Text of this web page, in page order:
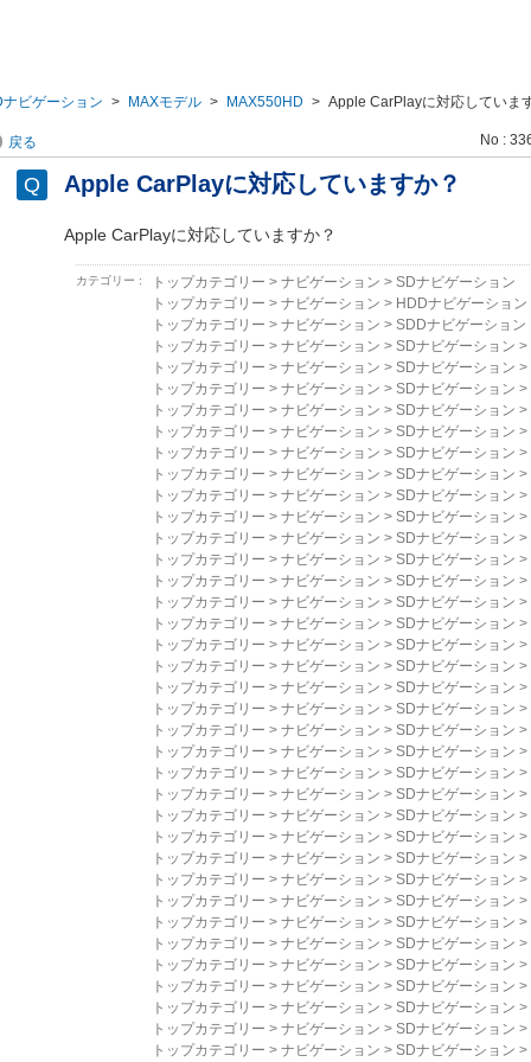
ビゲーション > MAXモデル > MAX550HD > Apple CarPlayに対応していま
戻る No :
Apple CarPlayに対応していますか？
Apple CarPlayに対応していますか？
カテゴリー : トップカテゴリー > ナビゲーション > SDナビゲーション
トップカテゴリー > ナビゲーション > HDDナビゲーション
トップカテゴリー > ナビゲーション > SDDナビゲーション
トップカテゴリー > ナビゲーション > SDナビゲーション >
トップカテゴリー > ナビゲーション > SDナビゲーション >
トップカテゴリー > ナビゲーション > SDナビゲーション >
トップカテゴリー > ナビゲーション > SDナビゲーション >
トップカテゴリー > ナビゲーション > SDナビゲーション >
トップカテゴリー > ナビゲーション > SDナビゲーション >
トップカテゴリー > ナビゲーション > SDナビゲーション >
トップカテゴリー > ナビゲーション > SDナビゲーション >
トップカテゴリー > ナビゲーション > SDナビゲーション >
トップカテゴリー > ナビゲーション > SDナビゲーション >
トップカテゴリー > ナビゲーション > SDナビゲーション >
トップカテゴリー > ナビゲーション > SDナビゲーション >
トップカテゴリー > ナビゲーション > SDナビゲーション >
トップカテゴリー > ナビゲーション > SDナビゲーション >
トップカテゴリー > ナビゲーション > SDナビゲーション >
トップカテゴリー > ナビゲーション > SDナビゲーション >
トップカテゴリー > ナビゲーション > SDナビゲーション >
トップカテゴリー > ナビゲーション > SDナビゲーション >
トップカテゴリー > ナビゲーション > SDナビゲーション >
トップカテゴリー > ナビゲーション > SDナビゲーション >
トップカテゴリー > ナビゲーション > SDナビゲーション >
トップカテゴリー > ナビゲーション > SDナビゲーション >
トップカテゴリー > ナビゲーション > SDナビゲーション >
トップカテゴリー > ナビゲーション > SDナビゲーション >
トップカテゴリー > ナビゲーション > SDナビゲーション >
トップカテゴリー > ナビゲーション > SDナビゲーション >
トップカテゴリー > ナビゲーション > SDナビゲーション >
トップカテゴリー > ナビゲーション > SDナビゲーション >
トップカテゴリー > ナビゲーション > SDナビゲーション >
トップカテゴリー > ナビゲーション > SDナビゲーション >
トップカテゴリー > ナビゲーション > SDナビゲーション >
トップカテゴリー > ナビゲーション > SDナビゲーション >
トップカテゴリー > ナビゲーション > SDナビゲーション >
トップカテゴリー > ナビゲーション > SDナビゲーション >